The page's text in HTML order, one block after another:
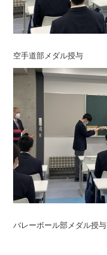
空手道部メダル授与
バレーボール部メダル授与